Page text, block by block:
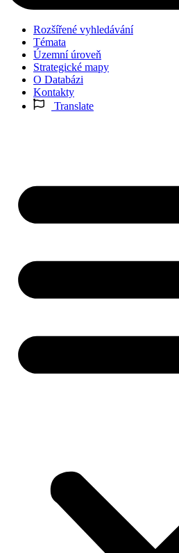
Rozšířené vyhledávání
Témata
Územní úroveň
Strategické mapy
O Databázi
Kontakty
Translate